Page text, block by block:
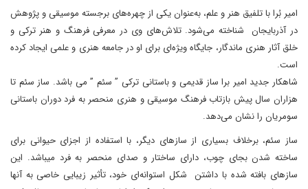
امیر بُرا با تلفیق هنر و علم، به‌عنوان یکی از چهره‌های برجسته موسیقی و پژوهش
در آذربایجان شناخته می‌شود. تلاش‌های وی در معرفی فرهنگ و هنر ترکی و
خلق آثار هنری ماندگار، جایگاه ویژه‌ای برای او در جامعه هنری و علمی ایجاد کرده
است.
شاهکار جدید امیر برا ساز قدیمی و باستانی ترکی ” سئم ” می باشد. ساز سئم تا
هزاران سال پیش بازتاب فرهنگ موسیقی و هنری منحصر به فرد دوران باستانی
سومریان را نشان می‌دهد.
ساز سئم، برخلاف بسیاری از سازهای دیگر، با استفاده از اجزای حیوانی برای
ساخته شدن بجای چوب، دارای ساختار و صدای منحصر به فرد میباشد. این
سازهای بافته شده با داشتن شکل استوانه‌ای خود، تأثیر زیبایی خاصی به آنها